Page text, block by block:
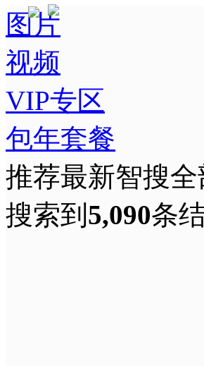
图片
视频
VIP专区
包年套餐
推荐最新智搜全
搜索到 5,090条